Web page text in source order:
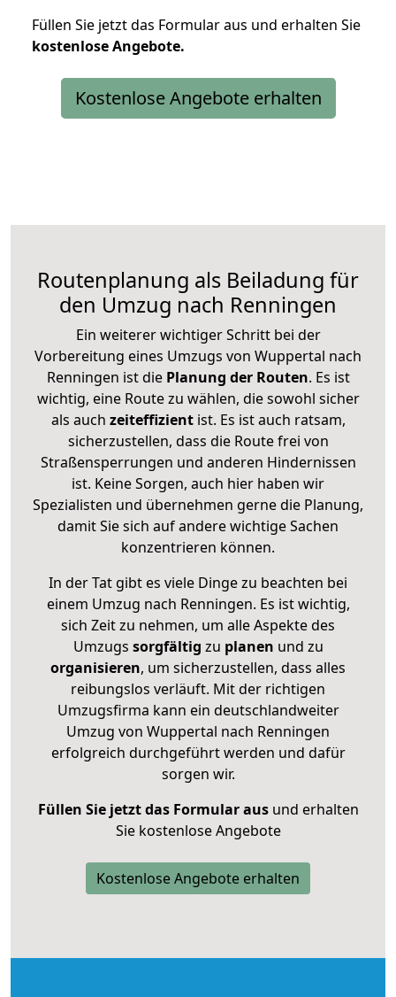
Füllen Sie jetzt das Formular aus und erhalten Sie
kostenloseAngebote.
Kostenlose Angebote erhalten
Routenplanung als Beiladung für
den Umzug nach Renningen
Ein weiterer wichtiger Schritt bei der
Vorbereitung eines Umzugs von Wuppertal nach
Renningen ist diePlanung der Routen. Es ist
wichtig, eine Route zu wählen, die sowohl sicher
als auch zeiteffizientist. Es ist auch ratsam,
sicherzustellen, dass die Route frei von
Straßensperrungen und anderen Hindernissen
ist. Keine Sorgen, auch hier haben wir
Spezialisten und übernehmen gerne die Planung,
damit Sie sich auf andere wichtige Sachen
konzentrieren können.
In der Tat gibt es viele Dinge zu beachten bei
einem Umzug nach Renningen. Es ist wichtig,
sich Zeit zu nehmen, um alle Aspekte des
Umzugs sorgfältig zu planen und zu
organisieren, um sicherzustellen, dass alles
reibungslos verläuft. Mit der richtigen
Umzugsfirma kann ein deutschlandweiter
Umzug von Wuppertal nach Renningen
erfolgreich durchgeführt werden und dafür
sorgen wir.
Füllen Sie jetzt das Formular ausund erhalten
Sie kostenlose Angebote
Kostenlose Angebote erhalten